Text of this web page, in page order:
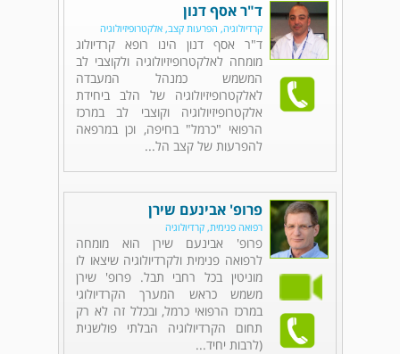
ד"ר אסף דנון
קרדיולוגיה, הפרעות קצב, אלקטרופיזיולוגיה
ד"ר אסף דנון הינו רופא קרדיולוג
מומחה לאלקטרופיזיולוגיה ולקוצבי לב
המשמש כמנהל המעבדה
לאלקטרופיזיולוגיה של הלב ביחידת
אלקטרופיזיולוגיה וקוצבי לב במרכז
הרפואי "כרמל" בחיפה, וכן במרפאה
להפרעות של קצב הל...
פרופ' אבינעם שירן
רפואה פנימית, קרדיולוגיה
פרופ' אבינעם שירן הוא מומחה
לרפואה פנימית ולקרדיולוגיה שיצאו לו
מוניטין בכל רחבי תבל. פרופ' שירן
משמש כראש המערך הקרדיולוגי
במרכז הרפואי כרמל, ובכלל זה לא רק
תחום הקרדיולוגיה הבלתי פולשנית
(לרבות יחיד...